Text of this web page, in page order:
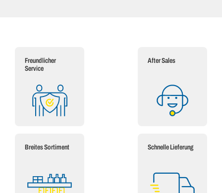
Freundlicher
Service
After Sales
Breites Sortiment Schnelle Lieferung